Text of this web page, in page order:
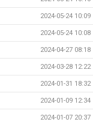
2024-05-24 10:09
2024-05-24 10:08
2024-04-27 08:18
2024-03-28 12:22
2024-01-31 18:32
2024-01-09 12:34
2024-01-07 20:37